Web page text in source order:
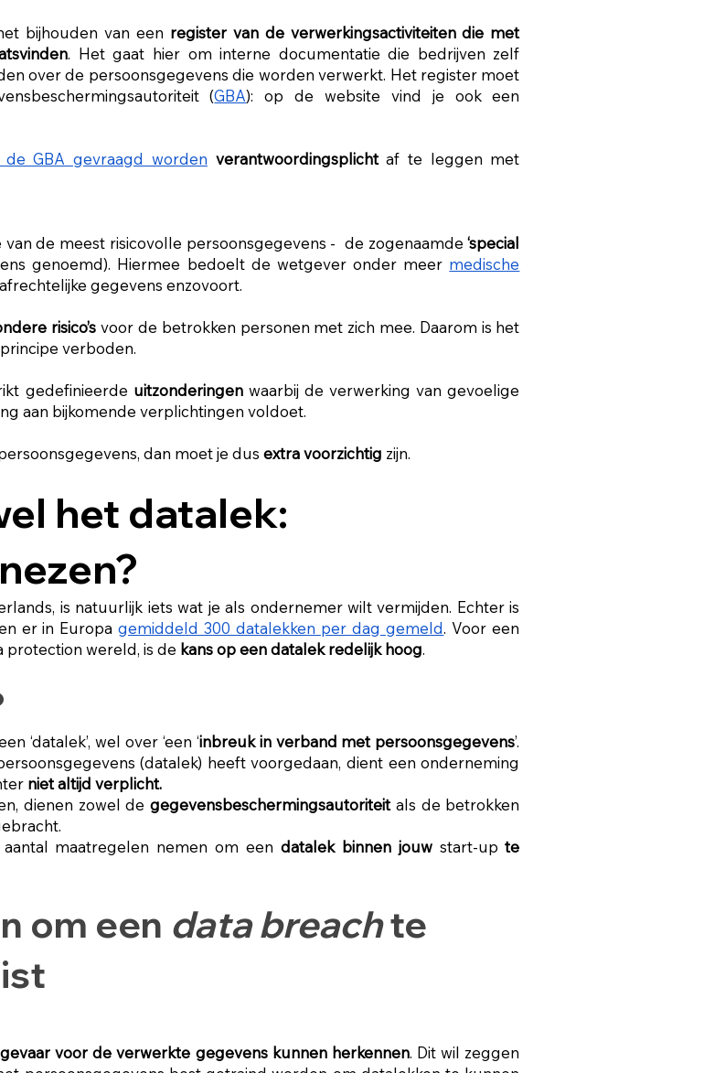
bijhouden van een register van de verwerkingsactiviteiten die met
. Het gaat hier om interne documentatie die bedrijven zelf
over de persoonsgegevens die worden verwerkt. Het register moet
(GBA): op de website vind je ook een
GBA gevraagd worden verantwoordingsplichtaf te leggen met
de meest risicovolle persoonsgegevens - de zogenaamde‘special
genoemd). Hiermee bedoelt de wetgever onder meer medische
gegevens enzovoort.
risico’s voor de betrokken personen met zich mee. Daarom is het
verboden.
gedefinieerde uitzonderingen waarbij de verwerking van gevoelige
aan bijkomende verplichtingen voldoet.
dan moet je dus extra voorzichtig zijn.
het datalek:
is natuurlijk iets wat je als ondernemer wilt vermijden. Echter is
er in Europagemiddeld 300 datalekken per dag gemeld. Voor een
protection wereld, is de kans op een datalek redelijk hoog.
‘datalek’, wel over ‘een ‘inbreuk in verband met persoonsgegevens’.
(datalek) heeft voorgedaan, dient een onderneming
niet altijd verplicht.
dienen zowel degegevensbeschermingsautoriteitals de betrokken
maatregelen nemen om een datalek binnen jouw start-up te
om een data breachte
gevaar voor de verwerkte gegevens kunnen herkennen. Dit wil zeggen